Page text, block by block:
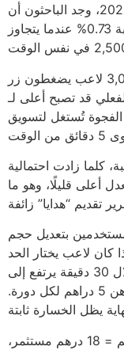
عشوائية. في اختبار مستقل لعام 2022، وجد الباحثون أن
الخوارزمية تعطي توزيعاً غير متساوٍ بنسبة 0.73% عندما يتجاوز
وهذا يعني أنه إذا كان الكازينو يضم 3,000 لاعب يضغطون زر
قد تصبح أعلى لـ
إن هذه الفجوة تُستغل لتسويق
كلما زادت احتمالية
أعلى قليلًا، وهو ما
بتعديل حجم
إلى 5 دراهم. إذا كان لاعب يختار الحد
الأدنى، فإن عدد الأدوار التي يمكنه لعبها خلال 30 دقيقة يرتفع إلى
1,800 دور، مقارنةً بـ 600 دورة إذا كان يراهن 5 دراهم لكل دورة.
الحساب النهائي: 1,800 دورة × 0.01 درهم = 18 درهم مستثمر،